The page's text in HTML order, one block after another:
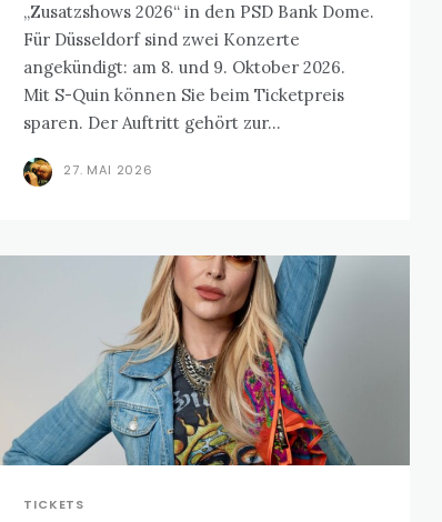
„Zusatzshows 2026“ in den PSD Bank Dome.
Für Düsseldorf sind zwei Konzerte
angekündigt: am 8. und 9. Oktober 2026.
Mit S-Quin können Sie beim Ticketpreis
sparen. Der Auftritt gehört zur...
27. MAI 2026
TICKETS